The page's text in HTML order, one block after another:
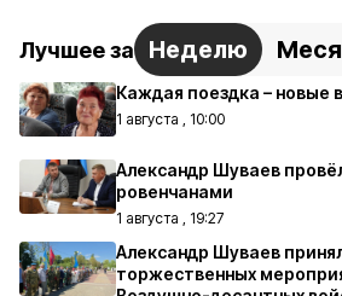
Лучшее за Неделю
Каждая поездка – новые
1 августа , 10:00
Александр Шуваев
ровенчанами
1 августа , 19:27
Александр Шуваев
торжественных